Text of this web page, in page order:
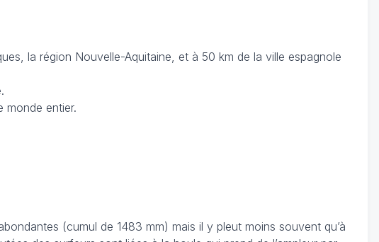
la région Nouvelle-Aquitaine, et à 50 km de la ville espagnole
monde entier.
(cumul de 1483 mm) mais il y pleut moins souvent qu’à